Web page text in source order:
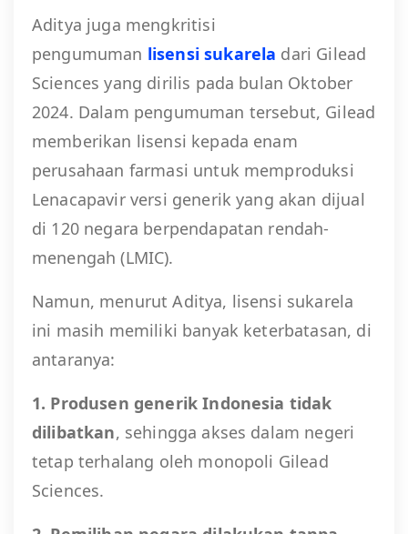
Aditya juga mengkritisi
pengumuman lisensi sukarela dari Gilead
Sciences yang dirilis pada bulan Oktober
2024. Dalam pengumuman tersebut, Gilead
memberikan lisensi kepada enam
perusahaan farmasi untuk memproduksi
Lenacapavir versi generik yang akan dijual
di 120 negara berpendapatan rendah-
menengah (LMIC).
Namun, menurut Aditya, lisensi sukarela
ini masih memiliki banyak keterbatasan, di
antaranya:
1. Produsen generik Indonesia tidak
dilibatkan, sehingga akses dalam negeri
tetap terhalang oleh monopoli Gilead
Sciences.